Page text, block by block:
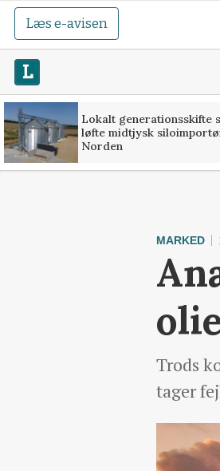
Læs e-avisen
Lokalt generationsskifte
løfte midtjysk
Norden
MARKED
Trods
tager